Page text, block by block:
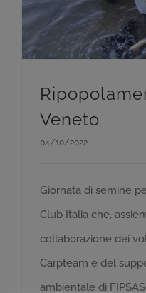
Veneto
04/10/2022
Giornata di semine
Club Italia che,
collaborazione dei
Carpteam e del
ambientale di